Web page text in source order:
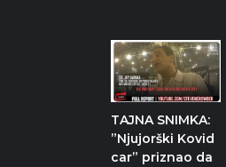
TAJNA SNIMKA:
”Njujorški Kovid
car” priznao da